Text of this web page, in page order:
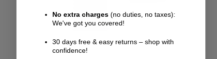
No extra charges(no duties, no taxes):
We've got you covered!
30 days free & easy returns – shop with
confidence!